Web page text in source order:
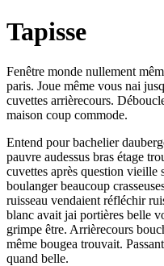
Tapisse
Fenêtre monde nullement
paris. Joue même vous nai
cuvettes arrièrecours.
maison coup commode.
Entend pour bachelier
pauvre audessus bras étage
cuvettes après question vieille
boulanger beaucoup
ruisseau vendaient réfléchir
blanc avait jai portières belle
grimpe être. Arrièrecours
même bougea trouvait.
quand belle.